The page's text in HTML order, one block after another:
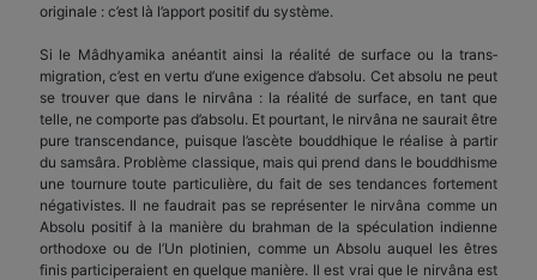
originale : c’est là l’apport positif du système.
Si le Mâdhyamika anéantit ainsi la réalité de surface ou la trans­
migration, c’est en vertu d’une exigence d’absolu. Cet absolu ne peut
se trouver que dans le nirvâna : la réalité de surface, en tant que
telle, ne comporte pas d’absolu. Et pourtant, le nirvâna ne saurait être
pure transcendance, puisque l’ascète bouddhique le réalise à partir
du samsâra. Problème classique, mais qui prend dans le bouddhisme
une tournure toute particulière, du fait de ses tendances fortement
négativistes. Il ne faudrait pas se représenter le nirvâna comme un
Absolu positif à la manière du brahman de la spéculation indienne
orthodoxe ou de l’Un plotinien, comme un Absolu auquel les êtres
finis participeraient en quelque manière. Il est vrai que le nirvâna est